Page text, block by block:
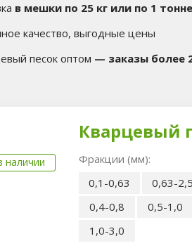
в мешки по 25 кг или по 1
качество, выгодные цены
песок оптом — заказы более
наличии
Кварцевый
Фракции (мм):
0,1-0,63
0,63-2,5
0,4-0,8
0,5-1,0
1,0-3,0